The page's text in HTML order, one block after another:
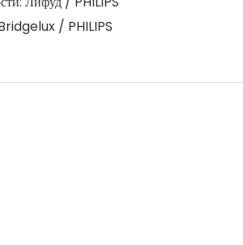
/ PHILIPS